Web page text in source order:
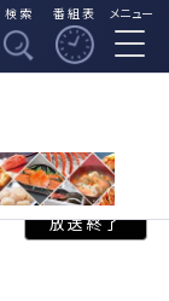
検索 番組表 メニュー